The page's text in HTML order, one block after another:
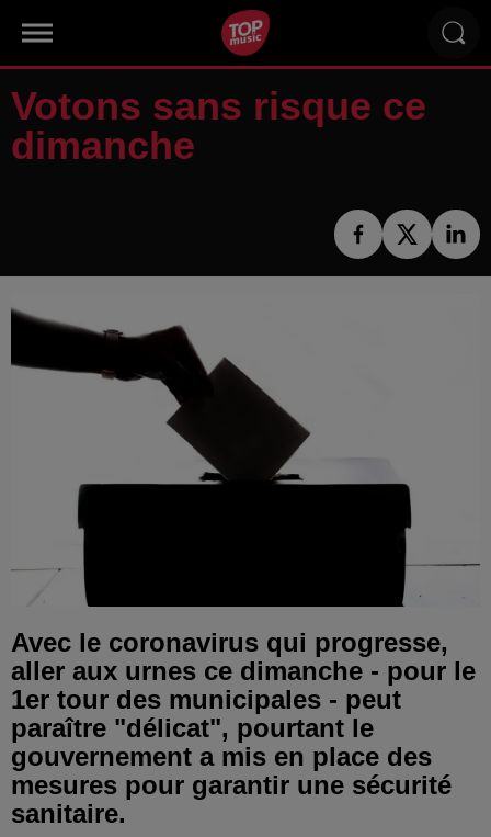
Votons sans risque ce
dimanche
Avec le coronavirus qui progresse,
aller aux urnes ce dimanche - pour le
1er tour des municipales - peut
paraître "délicat", pourtant le
gouvernement a mis en place des
mesures pour garantir une sécurité
sanitaire.